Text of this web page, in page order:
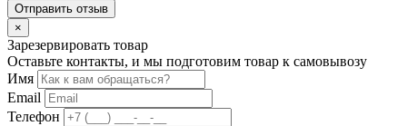
Отправить отзыв
×
Зарезервировать товар
Оставьте контакты, и мы подготовим товар к самовывозу
Имя
Email
Телефон